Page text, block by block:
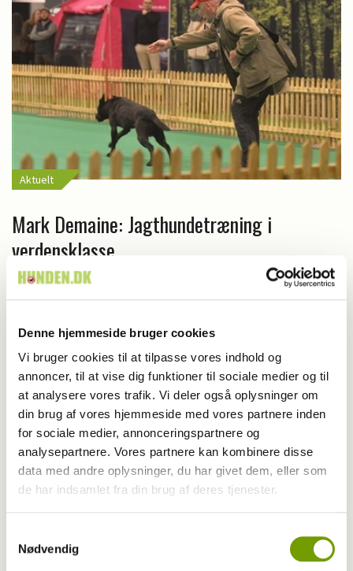
Denne hjemmeside bruger cookies
Vi bruger cookies til at tilpasse vores indhold og
annoncer, til at vise dig funktioner til sociale medier og til
at analysere vores trafik. Vi deler også oplysninger om
din brug af vores hjemmeside med vores partnere inden
for sociale medier, annonceringspartnere og
analysepartnere. Vores partnere kan kombinere disse
data med andre oplysninger, du har givet dem, eller som
de har indsamlet fra din brug af deres tjenester.
Nødvendig
Aktuelt
Mark Demaine: Jagthundetræning i
verdensklasse
Se billederne: Jagt og Outdoormesse i